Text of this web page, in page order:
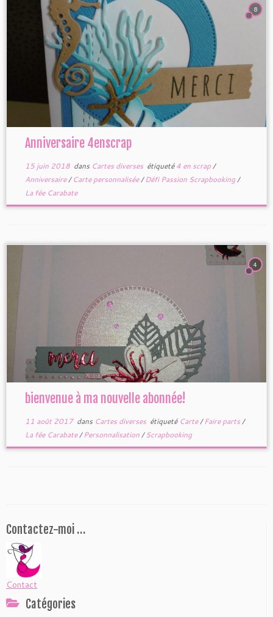
8
Anniversaire 4enscrap
15 juin 2018dans Cartes diverses étiqueté4 en scrap/
Anniversaire/Carte personnalisée/Défi Passion Scrapbooking/
La fée Carabate
4
bienvenue à ma nouvelle abonnée!
11 août 2017dans Cartes diverses étiqueté Carte/Faire parts/
La fée Carabate/Personnalisation/Scrapbooking
Contactez-moi …
Contact
Catégories